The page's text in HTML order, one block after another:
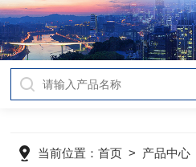
当前位置：首页 > 产品中心